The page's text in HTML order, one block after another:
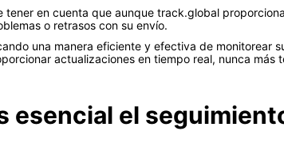
tener en cuenta que aunque track.global
o retrasos con su envío.
una manera eficiente y efectiva de
actualizaciones en tiempo real, nunca
esencial el